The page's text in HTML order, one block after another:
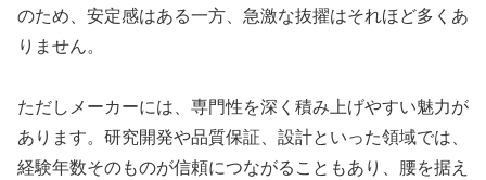
のため、安定感はある一方、急激な抜擢はそれほど多くあ
りません。
ただしメーカーには、専門性を深く積み上げやすい魅力が
あります。研究開発や品質保証、設計といった領域では、
経験年数そのものが信頼につながることもあり、腰を据え